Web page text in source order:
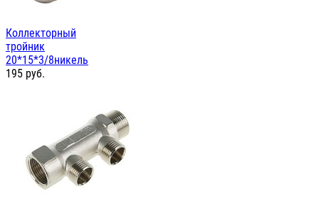
Коллекторный
тройник
20*15*3/8никель
195 руб.